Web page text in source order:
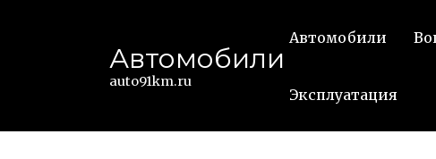
Автомобили
auto91km.ru
Автомобили
Эксплуатация